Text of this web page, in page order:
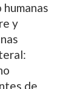
y
de